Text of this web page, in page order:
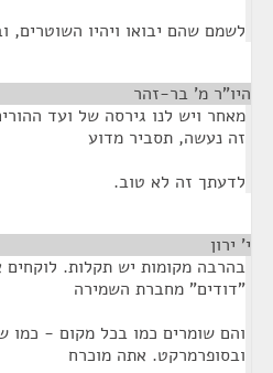
לשמם שהם יבואו ויהיו השוטרים,
היו"ר מ' בר-זהר
מאחר ויש לנו גירסה של ועד
זה נעשה, תסביר מדוע
לדעתך זה לא טוב.
י' ירון
בהרבה מקומות יש תקלות. לוקחים
"דודים" מחברת השמירה
והם שומרים כמו בכל מקום - כמו
ובסופרמרקט. אתה מוכרח